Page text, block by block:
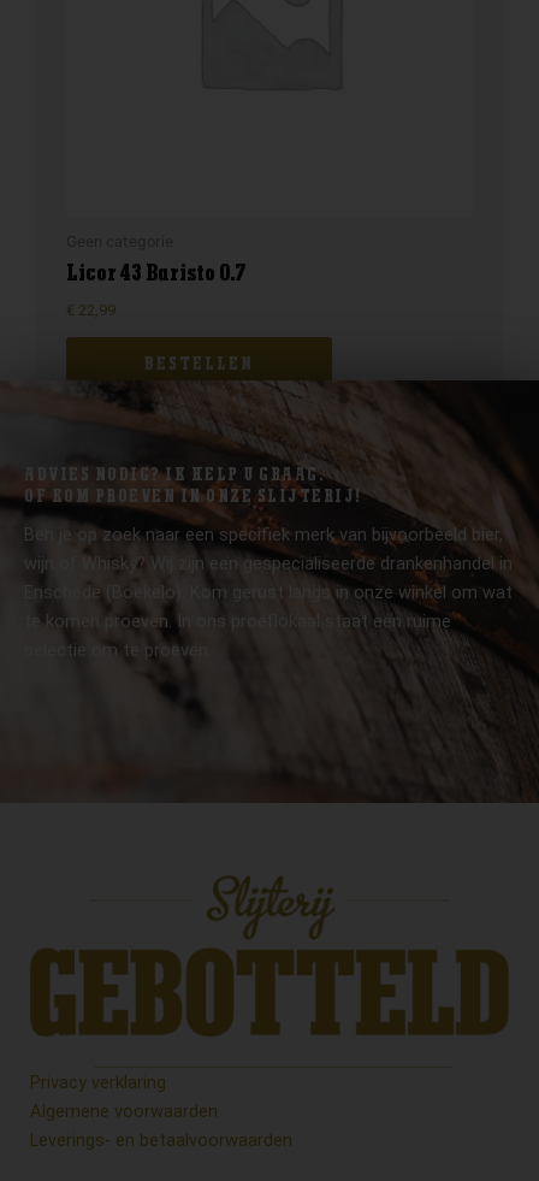
Licor 43 Baristo 0.7
€ 22,99
BESTELLEN
ADVIES NODIG? IK HELP U GRAAG.
OF KOM PROEVEN IN ONZE SLIJTERIJ!
Ben je op zoek naar een specifiek merk van bijvoorbeeld bier,
wijn of Whisky? Wij zijn een gespecialiseerde drankenhandel in
Enschede (Boekelo). Kom gerust langs in onze winkel om wat
te komen proeven. In ons proeflokaal staat een ruime
selectie om te proeven.
Privacy verklaring
Algemene voorwaarden
Leverings- en betaalvoorwaarden